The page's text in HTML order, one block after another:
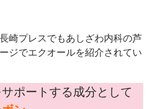
崎プレスでもあしざわ内科の芦
ジでエクオールを紹介されてい
ポートする成分として